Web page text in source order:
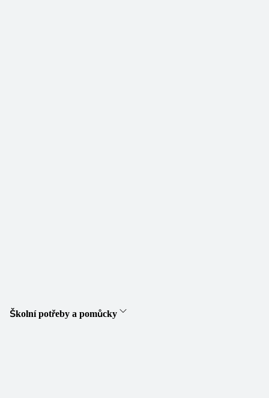
Školní potřeby a pomůcky